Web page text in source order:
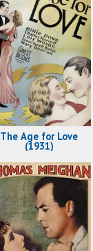
The Age for Love
(1931)